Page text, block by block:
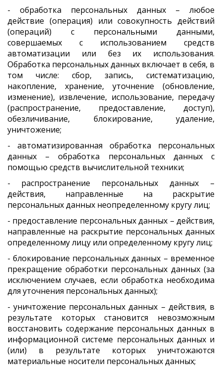
- обработка персональных данных – любое
действие (операция) или совокупность действий
(операций) с персональными данными,
совершаемых с использованием средств
автоматизации или без их использования.
Обработка персональных данных включает в себя, в
том числе: сбор, запись, систематизацию,
накопление, хранение, уточнение (обновление,
изменение), извлечение, использование, передачу
(распространение, предоставление, доступ),
обезличивание, блокирование, удаление,
уничтожение;
- автоматизированная обработка персональных
данных – обработка персональных данных с
помощью средств вычислительной техники;
- распространение персональных данных –
действия, направленные на раскрытие
персональных данных неопределенному кругу лиц;
- предоставление персональных данных – действия,
направленные на раскрытие персональных данных
определенному лицу или определенному кругу лиц;
- блокирование персональных данных – временное
прекращение обработки персональных данных (за
исключением случаев, если обработка необходима
для уточнения персональных данных);
- уничтожение персональных данных – действия, в
результате которых становится невозможным
восстановить содержание персональных данных в
информационной системе персональных данных и
(или) в результате которых уничтожаются
материальные носители персональных данных;